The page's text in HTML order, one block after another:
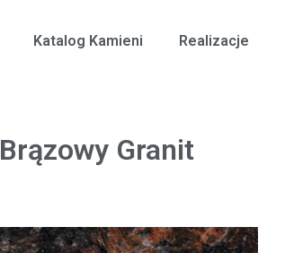
Katalog Kamieni Realizacje
Brązowy Granit